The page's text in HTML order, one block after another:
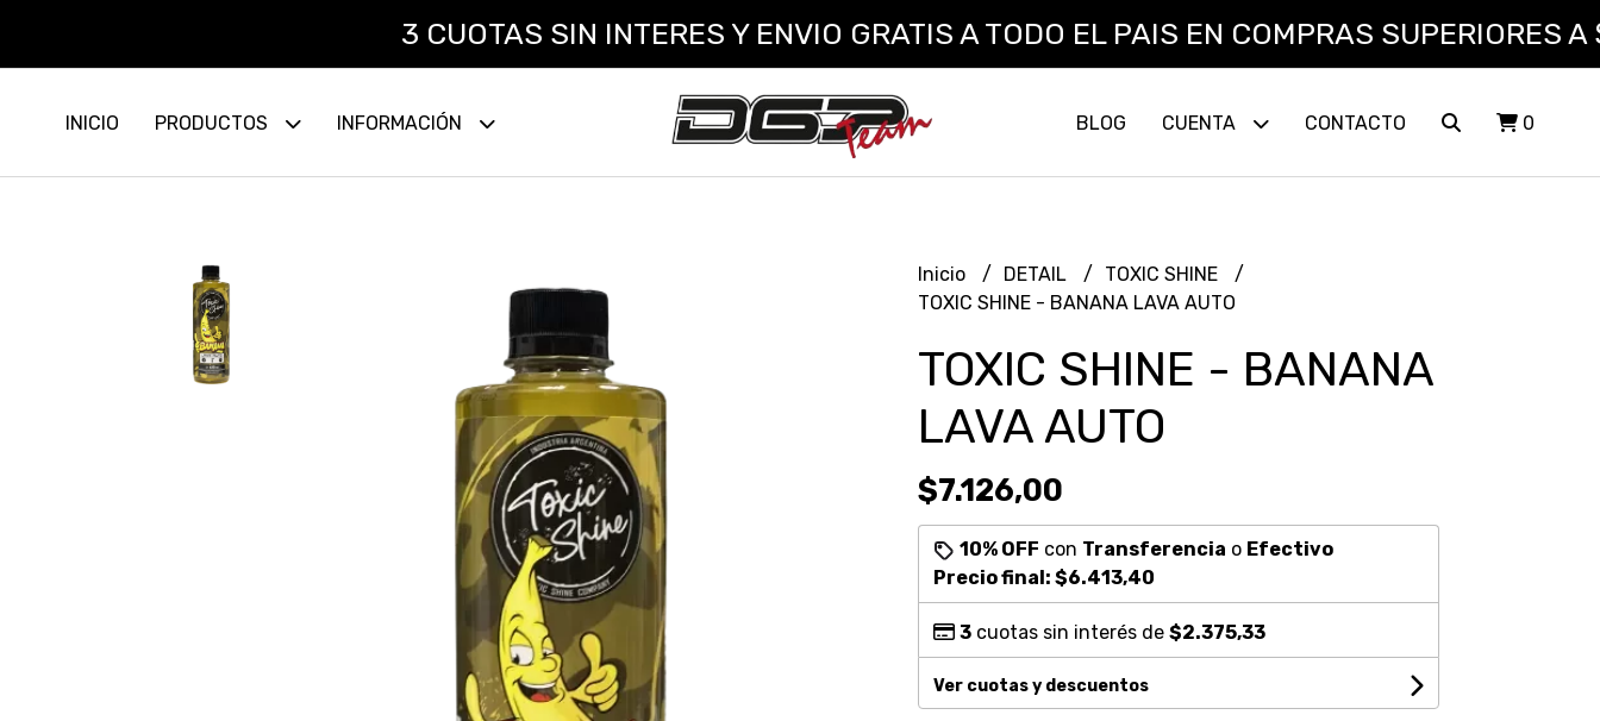
3 CUOTAS SIN INTERES Y ENVIO GRATIS A TODO EL PAIS EN COMPRAS SUPERIORES A
INICIO PRODUCTOS INFORMACIÓN BLOG CUENTA CONTACTO 0
Inicio DETAIL
TOXIC SHINE
TOXIC SHINE - BANANA LAVA AUTO
TOXIC SHINE - BANANA
LAVA AUTO
$7.126,00
10% OFF con Transferencia o Efectivo
Precio final: $6.413,40
3cuotas sin interés de $2.375,33
Ver cuotas y descuentos